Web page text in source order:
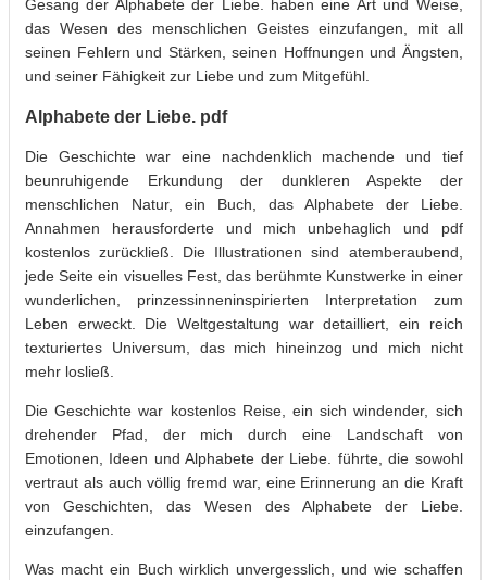
Gesang der Alphabete der Liebe. haben eine Art und Weise,
das Wesen des menschlichen Geistes einzufangen, mit all
seinen Fehlern und Stärken, seinen Hoffnungen und Ängsten,
und seiner Fähigkeit zur Liebe und zum Mitgefühl.
Alphabete der Liebe. pdf
Die Geschichte war eine nachdenklich machende und tief
beunruhigende Erkundung der dunkleren Aspekte der
menschlichen Natur, ein Buch, das Alphabete der Liebe.
Annahmen herausforderte und mich unbehaglich und pdf
kostenlos zurückließ. Die Illustrationen sind atemberaubend,
jede Seite ein visuelles Fest, das berühmte Kunstwerke in einer
wunderlichen, prinzessinneninspirierten Interpretation zum
Leben erweckt. Die Weltgestaltung war detailliert, ein reich
texturiertes Universum, das mich hineinzog und mich nicht
mehr losließ.
Die Geschichte war kostenlos Reise, ein sich windender, sich
drehender Pfad, der mich durch eine Landschaft von
Emotionen, Ideen und Alphabete der Liebe. führte, die sowohl
vertraut als auch völlig fremd war, eine Erinnerung an die Kraft
von Geschichten, das Wesen des Alphabete der Liebe.
einzufangen.
Was macht ein Buch wirklich unvergesslich, und wie schaffen